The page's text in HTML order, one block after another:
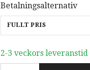
Betalningsalternativ
FULLT PRIS
2-3 veckors leveranstid